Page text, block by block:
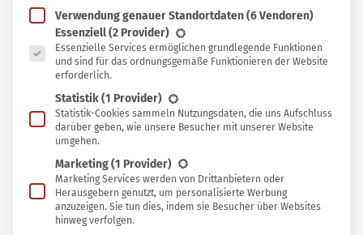
abzielt, den Menschen gesund zu erhalten sowie
Erkrankungen zu heilen. Die Kunst des
glücklichen Lebens schließt alle Lebensbereiche
mit ein, und es lohnt sich, sich einmal etwas
ausführlicher damit zu beschäftigen.
In diesem Beitrag möchte ich die wesentlichen
Bausteine der ayurvedischen Heilkunde vorstellen und
dir so etwas zugänglicher machen.
Verwendung genauer Standortdaten(6 Vendoren)
Es folgt eine Liste der Service-Gruppen, für die eine
Essenziell(2 Provider)
Essenzielle Services ermöglichen grundlegende Funktionen
und sind für das ordnungsgemäße Funktionieren der Website
erforderlich.
Statistik(1 Provider)
Statistik-Cookies sammeln Nutzungsdaten, die uns Aufschluss
darüber geben, wie unsere Besucher mit unserer Website
umgehen.
Marketing(1 Provider)
Marketing Services werden von Drittanbietern oder
Herausgebern genutzt, um personalisierte Werbung
anzuzeigen. Sie tun dies, indem sie Besucher über Websites
hinweg verfolgen.